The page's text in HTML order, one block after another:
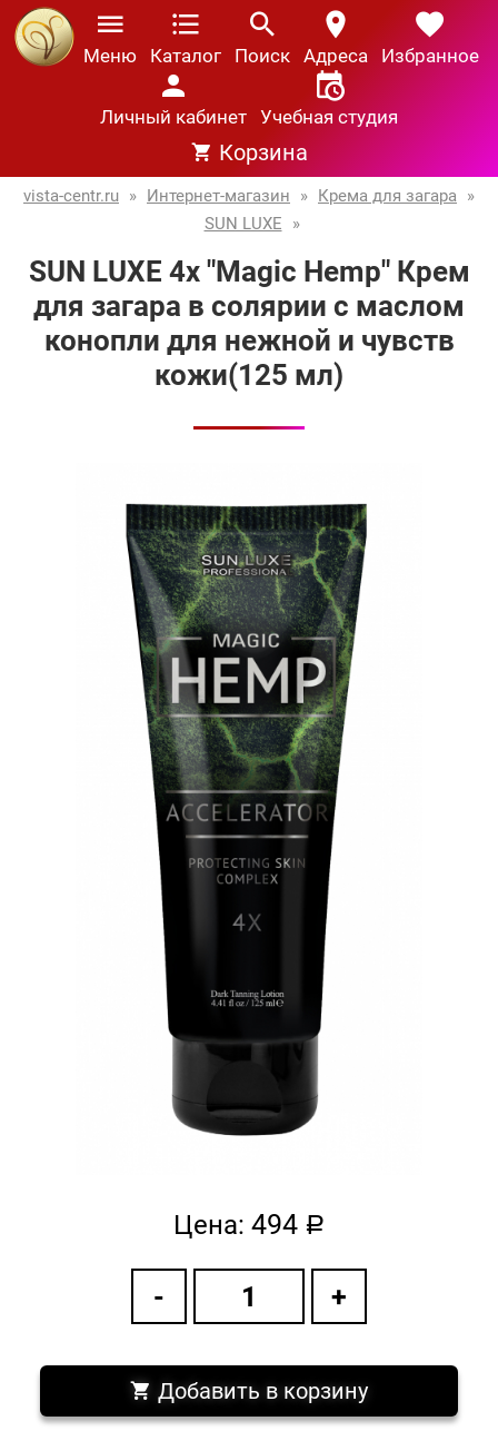
Меню Каталог Поиск Адреса Избранное
Личный кабинет Учебная студия
Корзина
vista-centr.ru » Интернет-магазин » Крема для загара »
SUN LUXE
»
SUN LUXE 4х "Magic Hemp" Крем
для загара в солярии с маслом
конопли для нежной и чувств
кожи(125 мл)
Цена: 494 a
Добавить в корзину